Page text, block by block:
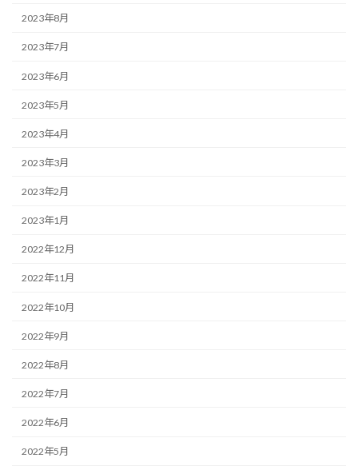
2023年8月
2023年7月
2023年6月
2023年5月
2023年4月
2023年3月
2023年2月
2023年1月
2022年12月
2022年11月
2022年10月
2022年9月
2022年8月
2022年7月
2022年6月
2022年5月